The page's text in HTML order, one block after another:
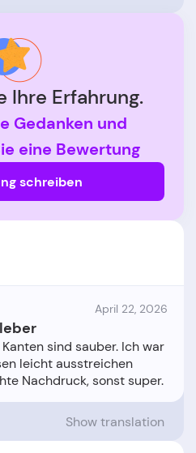
Ihre Erfahrung.
Gedanken und
eine Bewertung
schreiben
April 22, 2026
sind sauber. Ich war
leicht ausstreichen
Show translation